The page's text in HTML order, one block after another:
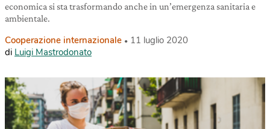
economica si sta trasformando anche in un’emergenza sanitaria e
ambientale.
Cooperazione internazionale
11 luglio 2020
di Luigi Mastrodonato